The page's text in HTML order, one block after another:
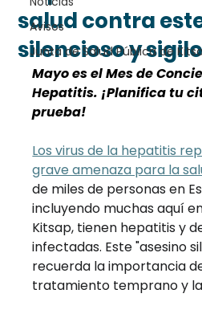
Avisos
Junta de Salud Pública de
salud contra
silencioso y
Mayo es el Mes de
Hepatitis. ¡Planifica tu
prueba!
Los virus de la hepatitis
grave amenaza para la
de miles de personas en
incluyendo muchas aquí
Kitsap, tienen hepatitis y
infectadas. Este "asesino
recuerda la importancia
tratamiento temprano y